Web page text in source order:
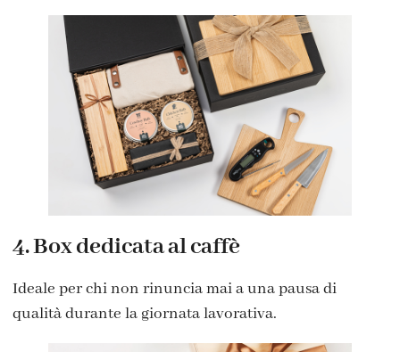
4. Box dedicata al caffè
Ideale per chi non rinuncia mai a una pausa di
qualità durante la giornata lavorativa.